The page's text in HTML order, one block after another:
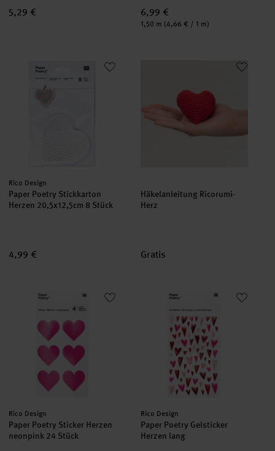
5,29 € 6,99 €
Inhalt:
1,50 m (4,66 € / 1 m)
Paper Poetry Stickkarton Herzen 20,5x12,5cm 8 Stück
Hersteller:
Rico Design
Paper Poetry Stickkarton
Herzen 20,5x12,5cm 8 Stück
4,99 €
Häkelanleitung Ricorumi-Herz
Häkelanleitung Ricorumi-
Herz
Gratis
Paper Poetry Sticker Herzen neonpink 24 Stück
Hersteller:
Rico Design
Paper Poetry Sticker Herzen
neonpink 24 Stück
Paper Poetry Gelsticker Herzen
Hersteller:
Rico Design
Paper Poetry Gelsticker
Herzen lang